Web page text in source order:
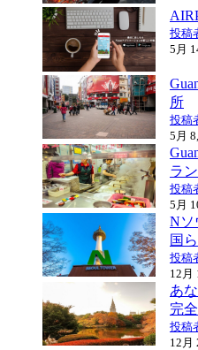
投稿
5月
所
投稿
5月
ラン
投稿
5月
Nソ
国
投稿
12月
あ
完
投稿
12月